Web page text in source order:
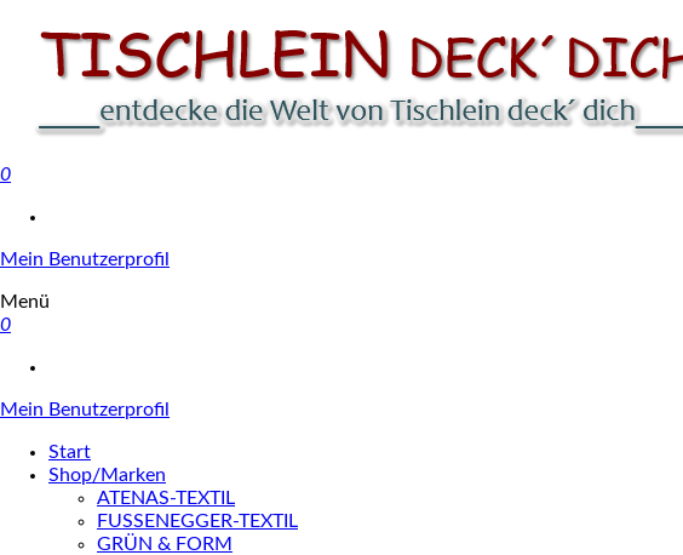
0
Mein Benutzerprofil
Menü
0
Mein Benutzerprofil
Start
Shop/Marken
ATENAS-TEXTIL
FUSSENEGGER-TEXTIL
GRÜN & FORM